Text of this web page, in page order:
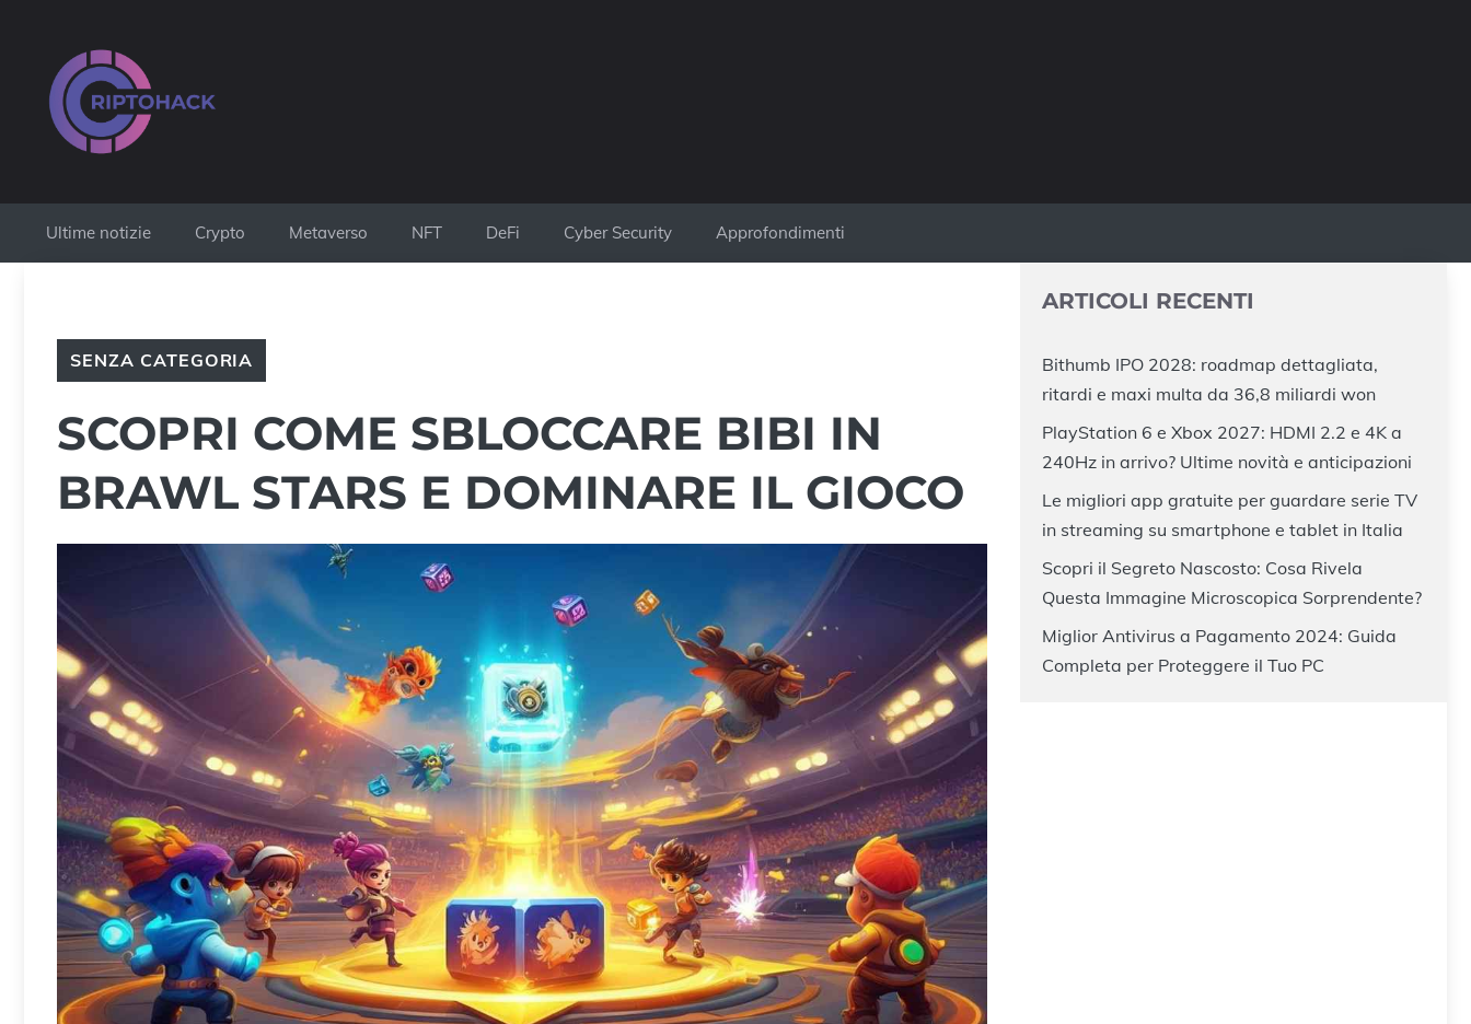
contenuto
Ultime notizie Crypto Metaverso NFT DeFi Cyber Security Approfondimenti
SENZA CATEGORIA
SCOPRI COME SBLOCCARE BIBI IN
BRAWL STARS E DOMINARE IL GIOCO
ARTICOLI RECENTI
Bithumb IPO 2028: roadmap dettagliata,
ritardi e maxi multa da 36,8 miliardi won
PlayStation 6 e Xbox 2027: HDMI 2.2 e 4K a
240Hz in arrivo? Ultime novità e anticipazioni
Le migliori app gratuite per guardare serie TV
in streaming su smartphone e tablet in Italia
Scopri il Segreto Nascosto: Cosa Rivela
Questa Immagine Microscopica Sorprendente?
Miglior Antivirus a Pagamento 2024: Guida
Completa per Proteggere il Tuo PC